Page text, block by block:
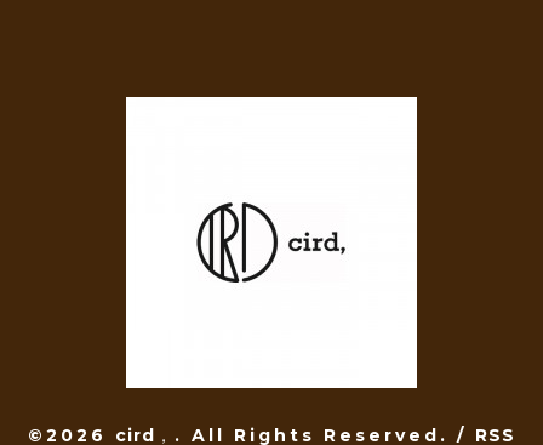
©2026 cird， . All Rights Reserved. / RSS